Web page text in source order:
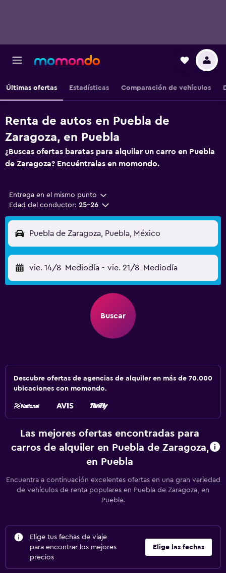
Últimas ofertas Estadísticas Comparación de vehículos
Renta de autos en Puebla de
Zaragoza, en Puebla
¿Buscas ofertas baratas para alquilar un carro en Puebla
de Zaragoza? Encuéntralas en momondo.
Entrega en el mismo punto
Edad del conductor: 25-26
Puebla de Zaragoza, Puebla, México
vie. 14/8 Mediodía - vie. 21/8 Mediodía
Buscar
Descubre ofertas de agencias de alquiler en más de 70.000
ubicaciones con momondo.
Las mejores ofertas encontradas para
carros de alquiler en Puebla de Zaragoza,
en Puebla
Encuentra a continuación excelentes ofertas en una gran variedad
de vehículos de renta populares en Puebla de Zaragoza, en
Puebla.
Elige tus fechas de viaje
para encontrar los mejores
precios
Elige las fechas